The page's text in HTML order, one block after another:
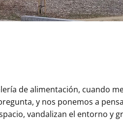
de alimentación, cuando
y nos ponemos a
vandalizan el entorno y